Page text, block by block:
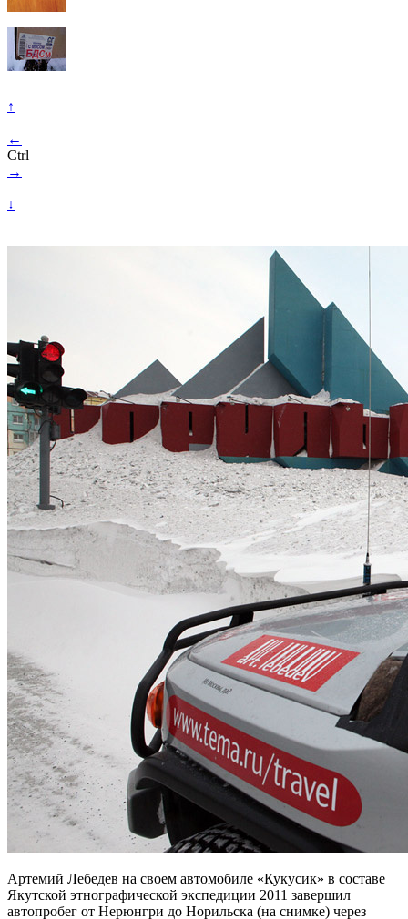
↑
←
Ctrl
→
↓
Артемий Лебедев на своем автомобиле «Кукусик» в составе
Якутской этнографической экспедиции 2011 завершил
автопробег от Нерюнгри до Норильска (на снимке) через